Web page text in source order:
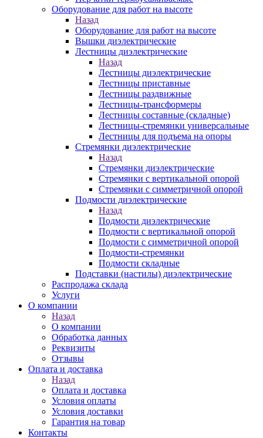
Оборудование для работ на высоте
Назад
Оборудование для работ на высоте
Вышки диэлектрические
Лестницы диэлектрические
Назад
Лестницы диэлектрические
Лестницы приставные
Лестницы раздвижные
Лестницы-трансформеры
Лестницы составные (складные)
Лестницы-стремянки универсальные
Лестницы для подъема на опоры
Стремянки диэлектрические
Назад
Стремянки диэлектрические
Стремянки с вертикальной опорой
Стремянки с симметричной опорой
Подмости диэлектрические
Назад
Подмости диэлектрические
Подмости с вертикальной опорой
Подмости с симметричной опорой
Подмости-стремянки
Подмости складные
Подставки (настилы) диэлектрические
Распродажа склада
Услуги
О компании
Назад
О компании
Обработка данных
Реквизиты
Отзывы
Оплата и доставка
Назад
Оплата и доставка
Условия оплаты
Условия доставки
Гарантия на товар
Контакты